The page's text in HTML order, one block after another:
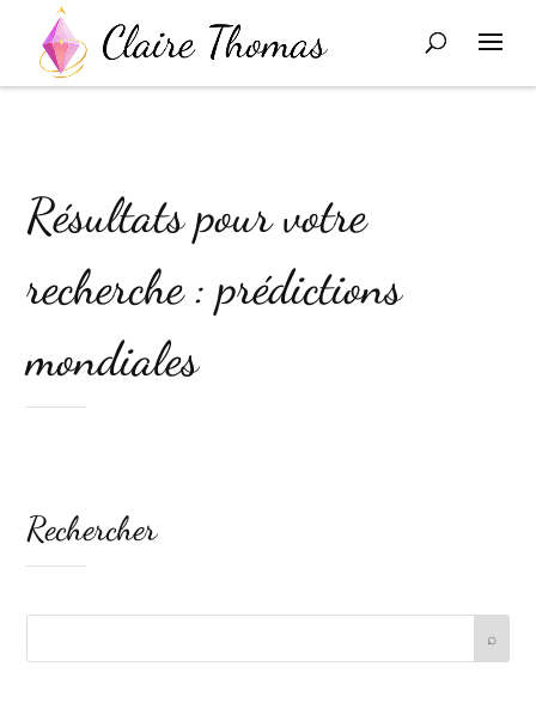
Résultats pour votre
recherche : prédictions
mondiales
Rechercher